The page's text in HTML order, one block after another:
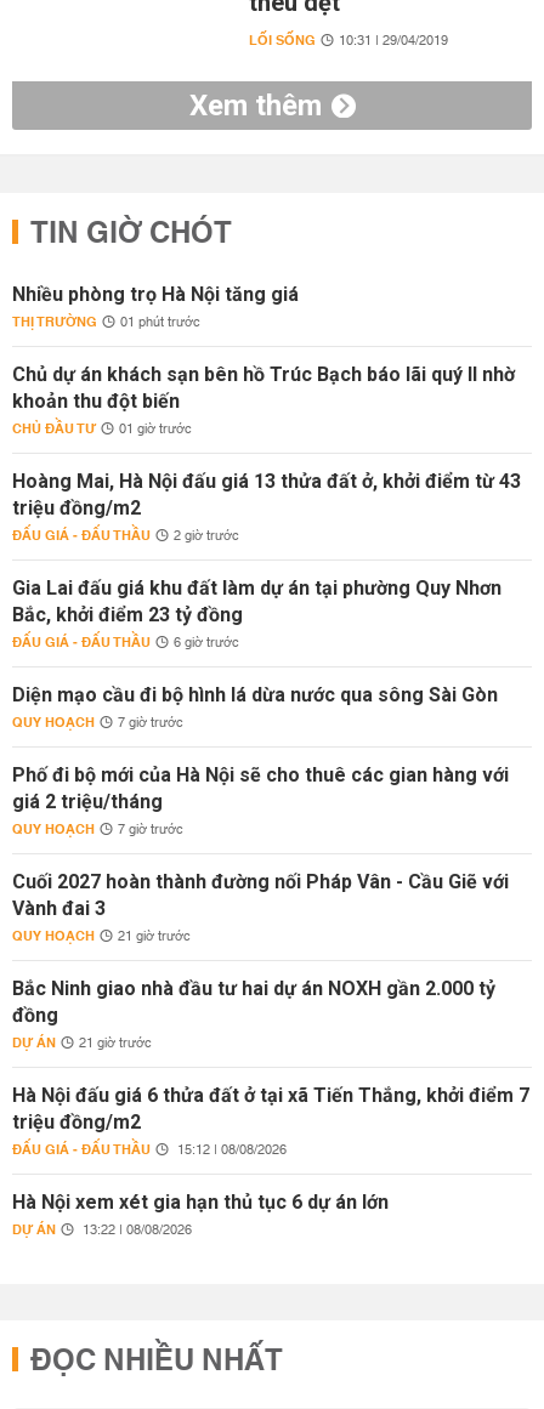
LỐI SỐNG 10:31 | 29/04/2019
Xem thêm
TIN GIỜ CHÓT
Nhiều phòng trọ Hà Nội tăng giá
THỊ TRƯỜNG 01 phút trước
Chủ dự án khách sạn bên hồ Trúc Bạch báo lãi quý II nhờ
khoản thu đột biến
CHỦ ĐẦU TƯ 01 giờ trước
Hoàng Mai, Hà Nội đấu giá 13 thửa đất ở, khởi điểm từ 43
triệu đồng/m2
ĐẤU GIÁ - ĐẤU THẦU 2 giờ trước
Gia Lai đấu giá khu đất làm dự án tại phường Quy Nhơn
Bắc, khởi điểm 23 tỷ đồng
ĐẤU GIÁ - ĐẤU THẦU 6 giờ trước
Diện mạo cầu đi bộ hình lá dừa nước qua sông Sài Gòn
QUY HOẠCH 7 giờ trước
Phố đi bộ mới của Hà Nội sẽ cho thuê các gian hàng với
giá 2 triệu/tháng
QUY HOẠCH 7 giờ trước
Cuối 2027 hoàn thành đường nối Pháp Vân - Cầu Giẽ với
Vành đai 3
QUY HOẠCH 21 giờ trước
Bắc Ninh giao nhà đầu tư hai dự án NOXH gần 2.000 tỷ
đồng
DỰ ÁN 21 giờ trước
Hà Nội đấu giá 6 thửa đất ở tại xã Tiến Thắng, khởi điểm 7
triệu đồng/m2
ĐẤU GIÁ - ĐẤU THẦU 15:12 | 08/08/2026
Hà Nội xem xét gia hạn thủ tục 6 dự án lớn
DỰ ÁN 13:22 | 08/08/2026
ĐỌC NHIỀU NHẤT